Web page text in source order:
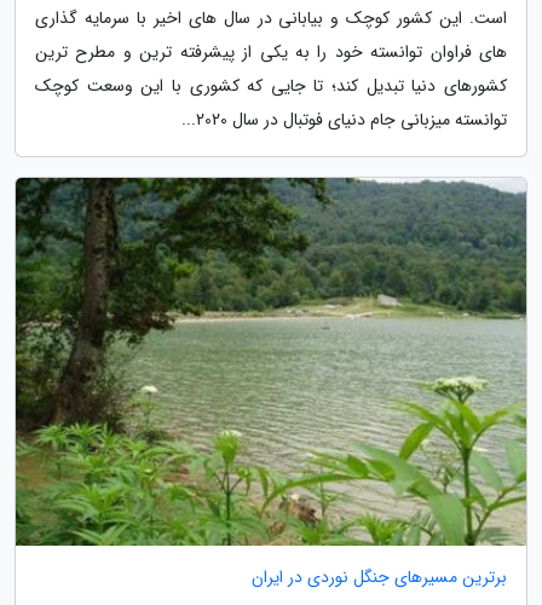
است. این کشور کوچک و بیابانی در سال های اخیر با سرمایه گذاری
های فراوان توانسته خود را به یکی از پیشرفته ترین و مطرح ترین
کشورهای دنیا تبدیل کند؛ تا جایی که کشوری با این وسعت کوچک
توانسته میزبانی جام دنیای فوتبال در سال 2020...
برترین مسیرهای جنگل نوردی در ایران